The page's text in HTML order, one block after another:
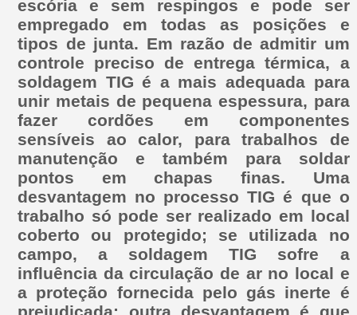
escória e sem respingos e pode ser
empregado em todas as posições e
tipos de junta. Em razão de admitir um
controle preciso de entrega térmica, a
soldagem TIG é a mais adequada para
unir metais de pequena espessura, para
fazer cordões em componentes
sensíveis ao calor, para trabalhos de
manutenção e também para soldar
pontos em chapas finas. Uma
desvantagem no processo TIG é que o
trabalho só pode ser realizado em local
coberto ou protegido; se utilizada no
campo, a soldagem TIG sofre a
influência da circulação de ar no local e
a proteção fornecida pelo gás inerte é
prejudicada; outra desvantagem é que